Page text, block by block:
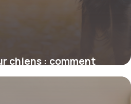
chiens : comment
la santé de